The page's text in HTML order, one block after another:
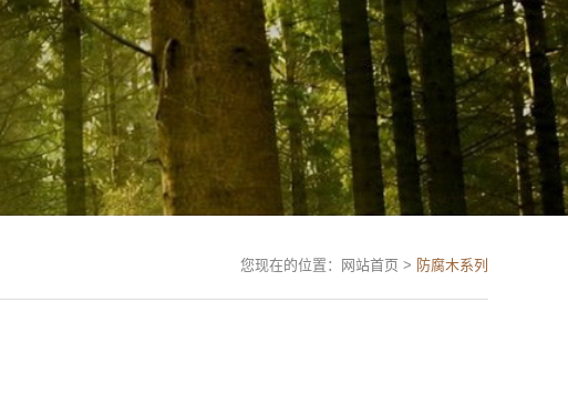
您现在的位置：网站首页 > 防腐木系列